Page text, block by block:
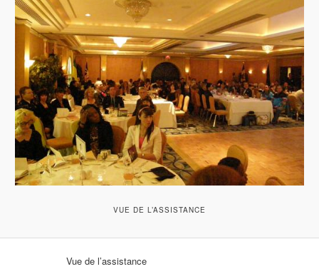
VUE DE L’ASSISTANCE
Vue de l’assistance